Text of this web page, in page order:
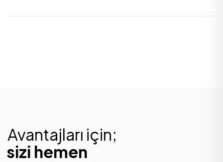
Avantajları için;
sizi hemen